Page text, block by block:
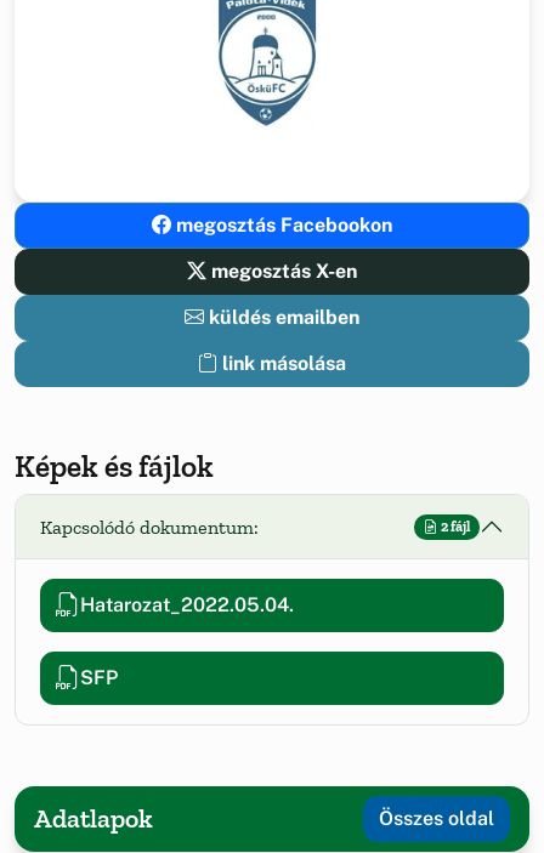
megosztás Facebookon
megosztás X-en
küldés emailben
link másolása
Képek és fájlok
Kapcsolódó dokumentum: 2 fájl
Hatarozat_2022.05.04.
SFP
Adatlapok Összes oldal